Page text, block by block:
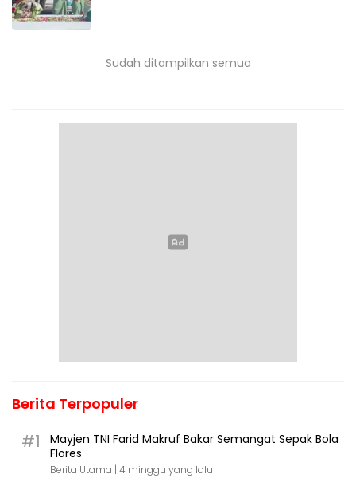
Sudah ditampilkan semua
Berita Terpopuler
#1
Mayjen TNI Farid Makruf Bakar Semangat Sepak Bola
Flores
Berita Utama | 4 minggu yang lalu